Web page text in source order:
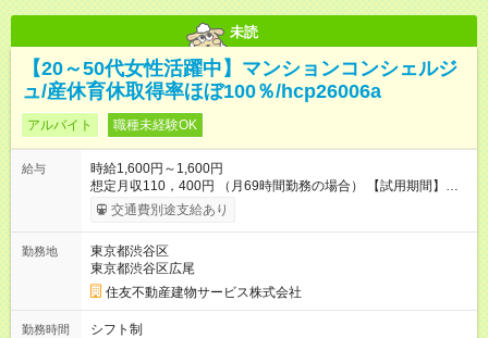
未読
【20～50代女性活躍中】マンションコンシェルジ
ュ/産休育休取得率ほぼ100％/hcp26006a
アルバイト 職種未経験OK
給与
時給1,600円～1,600円
想定月収110，400円 （月69時間勤務の場合） 【試用期間】試
用期間あり 試用期間の長さ：3ヶ月 雇用形態、給与は本採用時
と同じです。
交通費別途支給あり
勤務地
東京都渋谷区
東京都渋谷区広尾
住友不動産建物サービス株式会社
勤務時間
シフト制